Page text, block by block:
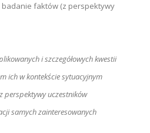
faktów (z perspektywy
i szczegółowych kwestii
ich w kontekście sytuacyjnym
perspektywy uczestników
samych zainteresowanych